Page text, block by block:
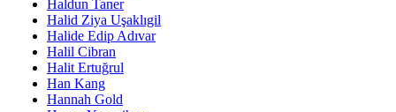
Haldun Taner
Halid Ziya Uşaklıgil
Halide Edip Adıvar
Halil Cibran
Halit Ertuğrul
Han Kang
Hannah Gold